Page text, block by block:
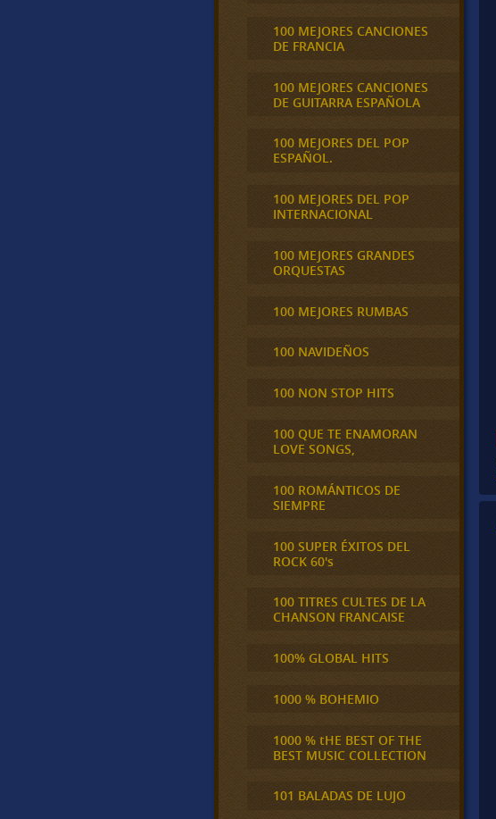
100 MEJORES CANCIONES
DE FRANCIA
100 MEJORES CANCIONES
DE GUITARRA ESPAÑOLA
100 MEJORES DEL POP
ESPAÑOL.
100 MEJORES DEL POP
INTERNACIONAL
100 MEJORES GRANDES
ORQUESTAS
100 MEJORES RUMBAS
100 NAVIDEÑOS
100 NON STOP HITS
100 QUE TE ENAMORAN
LOVE SONGS,
100 ROMÁNTICOS DE
SIEMPRE
100 SUPER ÉXITOS DEL
ROCK 60's
100 TITRES CULTES DE LA
CHANSON FRANCAISE
100% GLOBAL HITS
1000 % BOHEMIO
1000 % tHE BEST OF THE
BEST MUSIC COLLECTION
101 BALADAS DE LUJO